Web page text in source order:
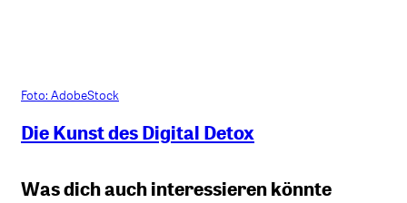
Foto: AdobeStock
Die Kunst des Digital Detox
Was dich auch interessieren könnte